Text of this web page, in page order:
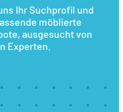
Ihr Suchprofil und
möblierte
ausgesucht von
Experten.